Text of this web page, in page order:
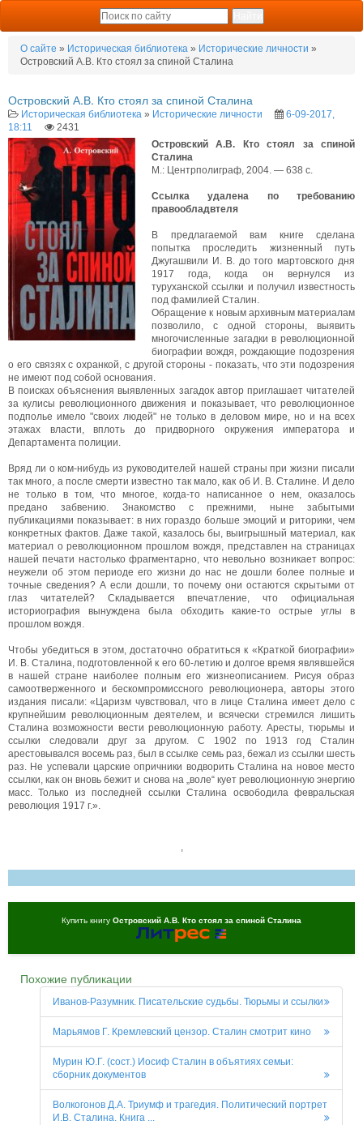
О сайте » Историческая библиотека » Исторические личности »
Островский А.В. Кто стоял за спиной Сталина
Островский А.В. Кто стоял за спиной Сталина
Историческая библиотека » Исторические личности
6-09-2017,
18:11
2431
Островский А.В. Кто стоял за спиной
Сталина
М.: Центрполиграф, 2004. — 638 с.
Ссылка удалена по требованию
правообладвтеля
В предлагаемой вам книге сделана
попытка проследить жизненный путь
Джугашвили И. В. до того мартовского дня
1917 года, когда он вернулся из
туруханской ссылки и получил известность
под фамилией Сталин.
Обращение к новым архивным материалам
позволило, с одной стороны, выявить
многочисленные загадки в революционной
биографии вождя, рождающие подозрения
о его связях с охранкой, с другой стороны - показать, что эти подозрения
не имеют под собой основания.
В поисках объяснения выявленных загадок автор приглашает читателей
за кулисы революционного движения и показывает, что революционное
подполье имело "своих людей" не только в деловом мире, но и на всех
этажах власти, вплоть до придворного окружения императора и
Департамента полиции.
Вряд ли о ком-нибудь из руководителей нашей страны при жизни писали
так много, а после смерти известно так мало, как об И. В. Сталине. И дело
не только в том, что многое, когда-то написанное о нем, оказалось
предано забвению. Знакомство с прежними, ныне забытыми
публикациями показывает: в них гораздо больше эмоций и риторики, чем
конкретных фактов. Даже такой, казалось бы, выигрышный материал, как
материал о революционном прошлом вождя, представлен на страницах
нашей печати настолько фрагментарно, что невольно возникает вопрос:
неужели об этом периоде его жизни до нас не дошли более полные и
точные сведения? А если дошли, то почему они остаются скрытыми от
глаз читателей? Складывается впечатление, что официальная
историография вынуждена была обходить какие-то острые углы в
прошлом вождя.
Чтобы убедиться в этом, достаточно обратиться к «Краткой биографии»
И. В. Сталина, подготовленной к его 60-летию и долгое время являвшейся
в нашей стране наиболее полным его жизнеописанием. Рисуя образ
самоотверженного и бескомпромиссного революционера, авторы этого
издания писали: «Царизм чувствовал, что в лице Сталина имеет дело с
крупнейшим революционным деятелем, и всячески стремился лишить
Сталина возможности вести революционную работу. Аресты, тюрьмы и
ссылки следовали друг за другом. С 1902 по 1913 год Сталин
арестовывался восемь раз, был в ссылке семь раз, бежал из ссылки шесть
раз. Не успевали царские опричники водворить Сталина на новое место
ссылки, как он вновь бежит и снова на „воле“ кует революционную энергию
масс. Только из последней ссылки Сталина освободила февральская
революция 1917 г.».
,
Купить книгу Островский А.В. Кто стоял за спиной Сталина
Похожие публикации
Иванов-Разумник. Писательские судьбы. Тюрьмы и ссылки
Марьямов Г. Кремлевский цензор. Сталин смотрит кино
Мурин Ю.Г. (сост.) Иосиф Сталин в объятиях семьи:
сборник документов
Волкогонов Д.А. Триумф и трагедия. Политический портрет
И.В. Сталина. Книга ...